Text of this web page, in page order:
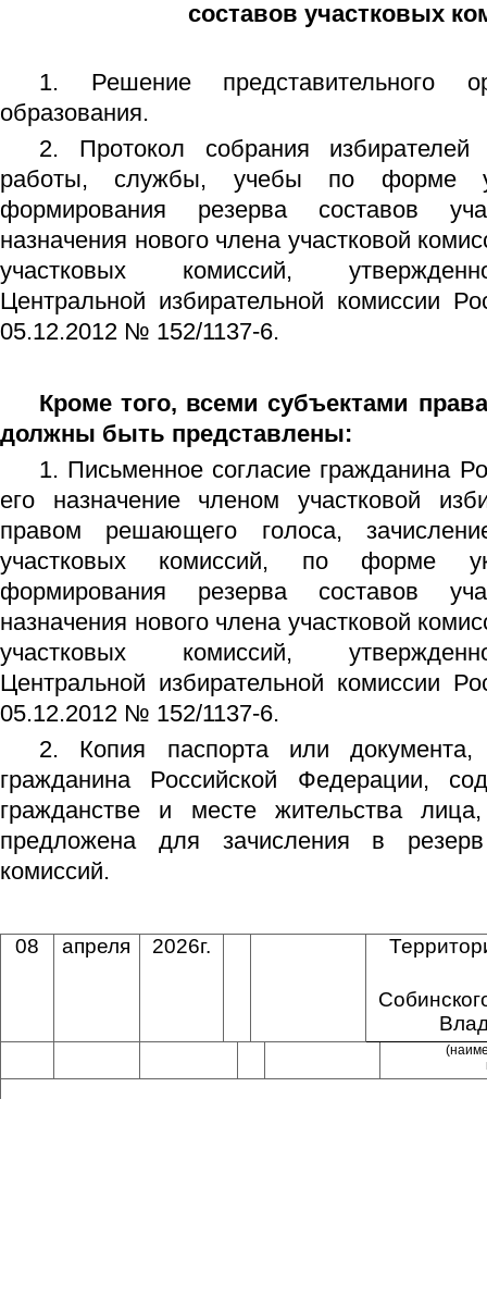
составов участковых
1. Решение представительного
образования.
2. Протокол собрания
работы, службы, учебы по форме
формирования резерва составов
назначения нового члена участковой
участковых комиссий,
Центральной избирательной комиссии
05.12.2012 № 152/1137-6.
Кроме того, всеми субъектами
должны быть представлены:
1. Письменное согласие гражданина
его назначение членом участковой
правом решающего голоса,
участковых комиссий, по форме
формирования резерва составов
назначения нового члена участковой
участковых комиссий,
Центральной избирательной комиссии
05.12.2012 № 152/1137-6.
2. Копия паспорта или документа,
гражданина Российской Федерации,
гражданстве и месте жительства лица,
предложена для зачисления в резерв
комиссий.
08 апреля 2026г.